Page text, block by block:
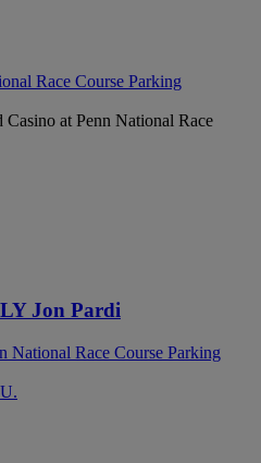
Race Course Parking
at Penn National Race
Jon Pardi
National Race Course Parking